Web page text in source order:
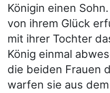
Königin einen
von ihrem Glück
mit ihrer Tochter
König einmal
die beiden Frauen
warfen sie aus